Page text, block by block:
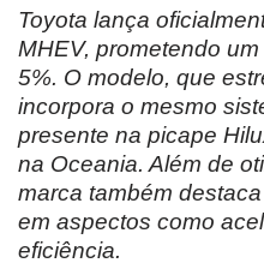
Toyota lança
MHEV, prometendo
5%. O modelo, que
incorpora o mesmo
presente na picape
na Oceania. Além de
marca também
em aspectos como
eficiência.